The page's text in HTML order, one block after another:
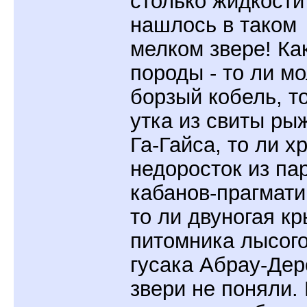
нашлось в таком
мелком звере!
породы - то ли
борзый кобель,
утка из свиты
Га-Гайса, то ли
недоросток из
кабанов-
то ли двуногая
питомника
гусака Абрау-
звери не поняли.